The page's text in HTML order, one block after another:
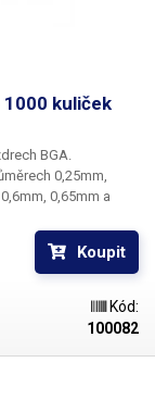
1000 kuliček
BGA.
0,25mm,
0,65mm a
1000 kusů
Koupit
Kód:
100082